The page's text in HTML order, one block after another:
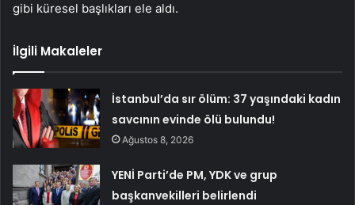
gibi küresel başlıkları ele aldı.
İlgili Makaleler
İstanbul’da sır ölüm: 37 yaşındaki kadın
savcının evinde ölü bulundu!
Ağustos 8, 2026
YENİ Parti’de PM, YDK ve grup
başkanvekilleri belirlendi